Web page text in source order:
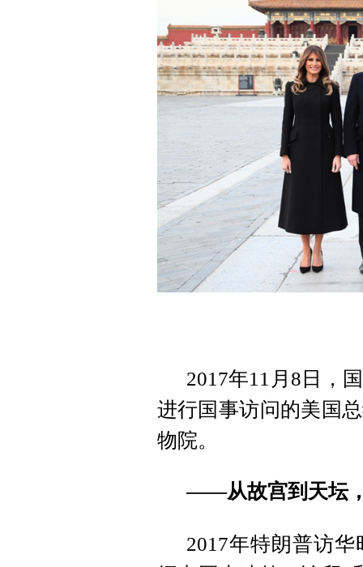
2017年11月8日，
进行国事访问的美国
物院。
——从故宫到天坛
2017年特朗普访